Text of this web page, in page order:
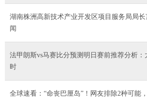
湖南株洲高新技术产业开发区项目服务局局
闻
法甲朗斯vs马赛比分预测明日赛前推荐分析
时
全球速看：“命丧巴厘岛”！网友排除2种可能